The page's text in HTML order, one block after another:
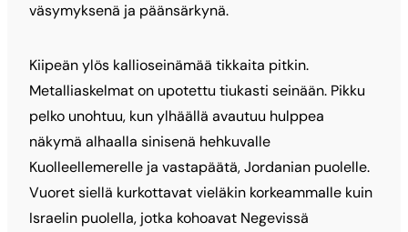
väsymyksenä ja päänsärkynä.
Kiipeän ylös kallioseinämää tikkaita pitkin.
Metalliaskelmat on upotettu tiukasti seinään. Pikku
pelko unohtuu, kun ylhäällä avautuu hulppea
näkymä alhaalla sinisenä hehkuvalle
Kuolleellemerelle ja vastapäätä, Jordanian puolelle.
Vuoret siellä kurkottavat vieläkin korkeammalle kuin
Israelin puolella, jotka kohoavat Negevissä